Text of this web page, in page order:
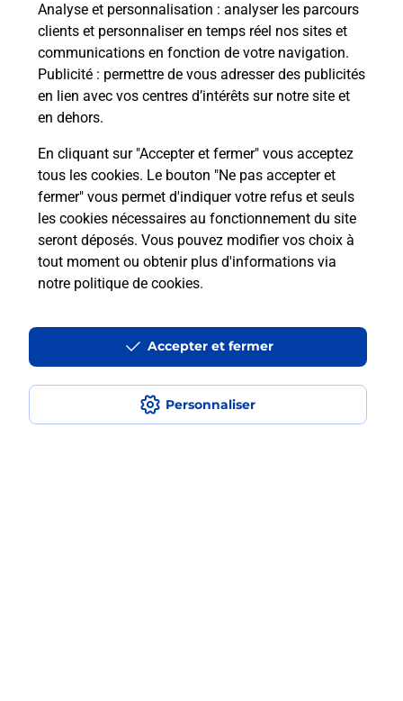
Analyse et personnalisation : analyser les parcours
clients et personnaliser en temps réel nos sites et
communications en fonction de votre navigation.
Publicité : permettre de vous adresser des publicités
en lien avec vos centres d’intérêts sur notre site et
en dehors.
En cliquant sur "Accepter et fermer" vous acceptez
tous les cookies. Le bouton "Ne pas accepter et
fermer" vous permet d'indiquer votre refus et seuls
les cookies nécessaires au fonctionnement du site
seront déposés. Vous pouvez modifier vos choix à
tout moment ou obtenir plus d'informations via
notre politique de cookies.
Personnaliser
Accepter et fermer
Est-ce que je peux garder mon
numéro de mobile gratuitement ?
Est-ce que je peux bénéficier de la 5G
avec La Poste Mobile ?
Est-ce que je peux utiliser mon forfait
à l’étranger avec La Poste Mobile ?
Est-ce que je peux payer mon iPhone
en plusieurs fois avec La Poste Mobile
Localiser Liste Puy-de-Dôme LEMPDES
LEMPDES